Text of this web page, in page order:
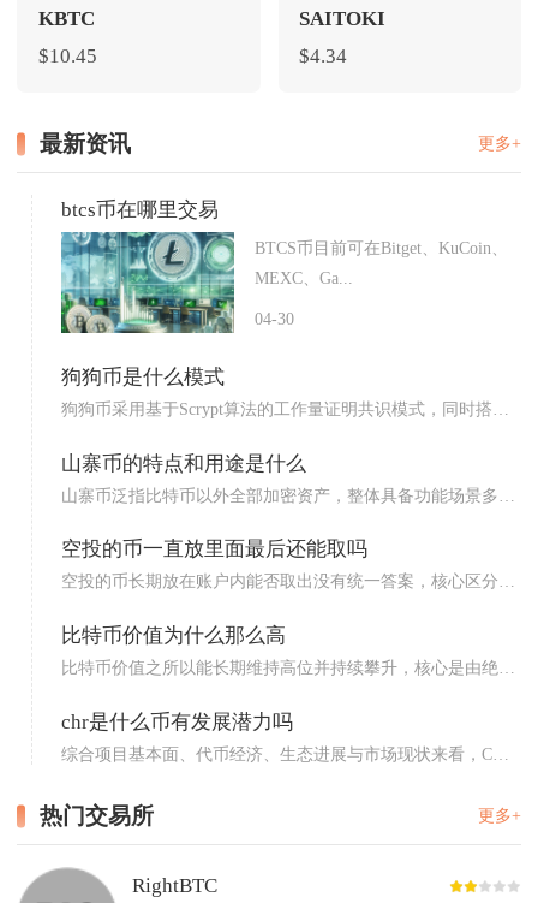
KBTC
$10.45
SAITOKI
$4.34
最新资讯 更多+
btcs币在哪里交易
BTCS币目前可在Bitget、KuCoin、
MEXC、Ga...
04-30
狗狗币是什么模式
狗狗币采用基于Scrypt算法的工作量证明共识模式，同时搭
山寨币的特点和用途是什么
山寨币泛指比特币以外全部加密资产，整体具备功能场景多元
空投的币一直放里面最后还能取吗
空投的币长期放在账户内能否取出没有统一答案，核心区分两
比特币价值为什么那么高
比特币价值之所以能长期维持高位并持续攀升，核心是由绝对
chr是什么币有发展潜力吗
综合项目基本面、代币经济、生态进展与市场现状来看，CHR
热门交易所 更多+
RightBTC